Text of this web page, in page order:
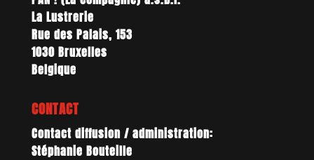
La Lustrerie
Rue des Palais, 153
1030 Bruxelles
Belgique
CONTACT
Contact diffusion / administration:
Stéphanie Bouteille